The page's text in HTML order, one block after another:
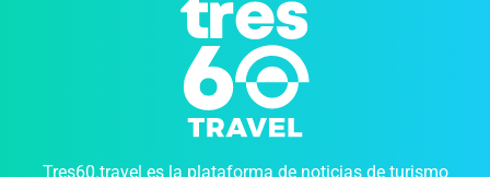
Tres60.travel es la plataforma de noticias de turismo